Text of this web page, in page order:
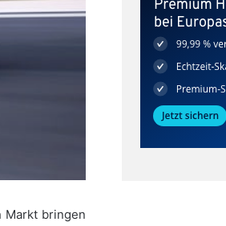
Markt bringen